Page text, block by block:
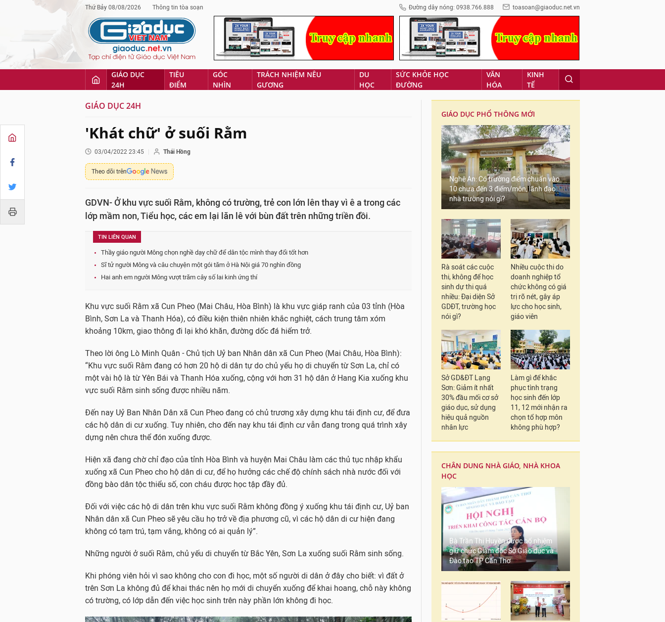
Thứ Bảy 08/08/2026 Thông tin tòa soạn Đường dây nóng: 0938.766.888 toasoan@giaoduc.net.vn
GIÁO DỤC
24H
TIÊU
ĐIỂM
GÓC
NHÌN
TRÁCH NHIỆM NÊU
GƯƠNG
DU
HỌC
SỨC KHỎE HỌC
ĐƯỜNG
VĂN
HÓA
KINH
TẾ
GIÁO DỤC 24H
'Khát chữ' ở suối Rằm
03/04/2022 23:45 Thái Hồng
Theo dõi trên
GDVN- Ở khu vực suối Rằm, không có trường, trẻ con lớn lên thay vì ê a trong các
lớp mầm non, Tiểu học, các em lại lăn lê với bùn đất trên những triền đồi.
TIN LIÊN QUAN
Thầy giáo người Mông chọn nghề dạy chữ để dân tộc mình thay đổi tốt hơn
Sĩ tử người Mông và câu chuyện một gói tăm ở Hà Nội giá 70 nghìn đồng
Hai anh em người Mông vượt trăm cây số lai kinh ứng thí
Khu vực suối Rằm xã Cun Pheo (Mai Châu, Hòa Bình) là khu vực giáp ranh của 03 tỉnh (Hòa
Bình, Sơn La và Thanh Hóa), có điều kiện thiên nhiên khắc nghiệt, cách trung tâm xóm
khoảng 10km, giao thông đi lại khó khăn, đường dốc đá hiểm trở.
Theo lời ông Lò Minh Quân - Chủ tịch Uỷ ban Nhân dân xã Cun Pheo (Mai Châu, Hòa Bình):
“Khu vực suối Rằm đang có hơn 20 hộ di dân tự do chủ yếu họ di chuyển từ Sơn La, chỉ có
một vài hộ là từ Yên Bái và Thanh Hóa xuống, cộng với hơn 31 hộ dân ở Hang Kia xuống khu
vực suối Rằm sinh sống được nhiều năm.
Đến nay Uỷ Ban Nhân Dân xã Cun Pheo đang có chủ trương xây dựng khu tái định cư, để đưa
các hộ dân di cư xuống. Tuy nhiên, cho đến nay khu tái định cư vẫn đang trong quá trình xây
dựng nên chưa thể đón xuống được.
Hiện xã đang chờ chỉ đạo của tỉnh Hòa Bình và huyện Mai Châu làm các thủ tục nhập khẩu
xuống xã Cun Pheo cho hộ dân di cư, để họ hưởng các chế độ chính sách nhà nước đối với
đồng bào dân tộc thiểu số, con cháu được học tập đầy đủ.
Đối với việc các hộ di dân trên khu vực suối Rằm không đồng ý xuống khu tái định cư, Uỷ ban
Nhân dân xã Cun Pheo sẽ yêu cầu họ trở về địa phương cũ, vì các hộ dân di cư hiện đang
không có tạm trú, tạm vắng, không có ai quản lý”.
Những người ở suối Rằm, chủ yếu di chuyển từ Bắc Yên, Sơn La xuống suối Rằm sinh sống.
Khi phóng viên hỏi vì sao không cho con đi học, một số người di dân ở đây cho biết: vì đất ở
trên Sơn La không đủ để khai thác nên họ mới di chuyển xuống để khai hoang, chỗ này không
có trường, có lớp dẫn đến việc học sinh trên này phần lớn không đi học.
GIÁO DỤC PHỔ THÔNG MỚI
Nghệ An: Có trường điểm chuẩn vào
10 chưa đến 3 điểm/môn, lãnh đạo
nhà trường nói gì?
Rà soát các cuộc
thi, không để học
sinh dự thi quá
nhiều: Đại diện Sở
GDĐT, trường học
nói gì?
Nhiều cuộc thi do
doanh nghiệp tổ
chức không có giá
trị rõ nét, gây áp
lực cho học sinh,
giáo viên
Sở GD&ĐT Lạng
Sơn: Giảm ít nhất
30% đầu mối cơ sở
giáo dục, sử dụng
hiệu quả nguồn
nhân lực
Làm gì để khắc
phục tình trạng
học sinh đến lớp
11, 12 mới nhận ra
chọn tổ hợp môn
không phù hợp?
CHÂN DUNG NHÀ GIÁO, NHÀ KHOA
HỌC
Bà Trần Thị Huyền được bổ nhiệm
giữ chức Giám đốc Sở Giáo dục và
Đào tạo TP Cần Thơ